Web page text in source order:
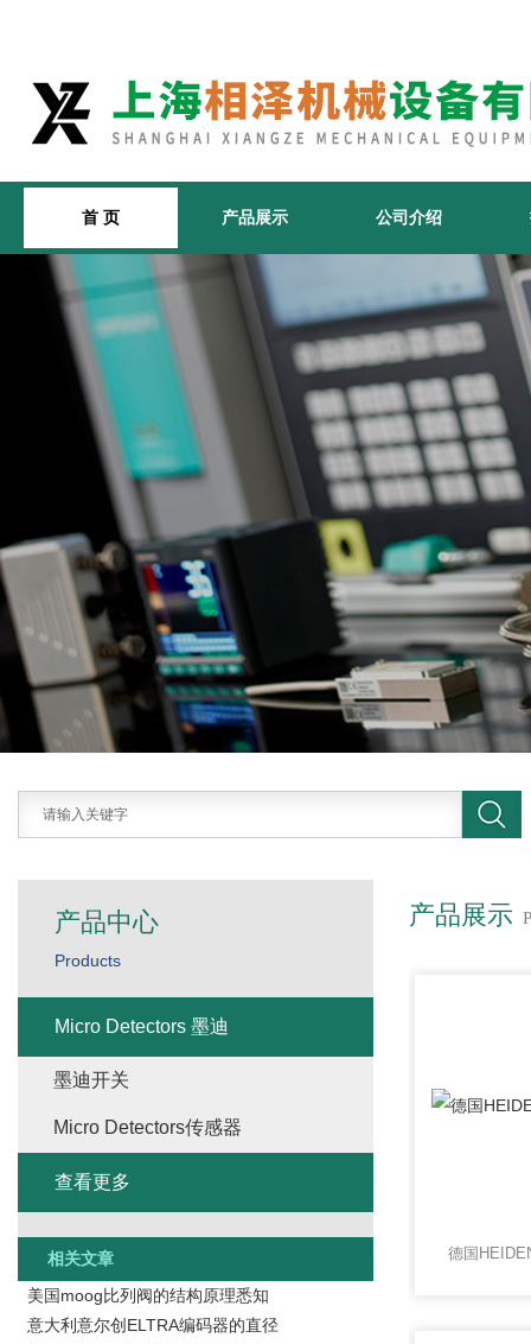
首 页 产品展示 公司介绍
产品展示
德国
产品中心
Products
Micro Detectors 墨迪
墨迪开关
Micro Detectors传感器
查看更多
相关文章
美国moog比列阀的结构原理悉知
意大利意尔创ELTRA编码器的直径